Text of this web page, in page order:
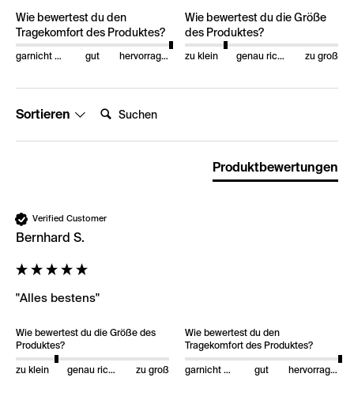
Wie bewertest du den
Tragekomfort des Produktes?
garnicht gut gut hervorragend
Wie bewertest du die Größe
des Produktes?
zu klein genau richtig zu groß
Sortieren
Produktbewertungen
Verified Customer
Bernhard S.
"Alles bestens"
Wie bewertest du die Größe des
Produktes?
zu klein genau richtig zu groß
Wie bewertest du den
Tragekomfort des Produktes?
garnicht gut gut hervorragend